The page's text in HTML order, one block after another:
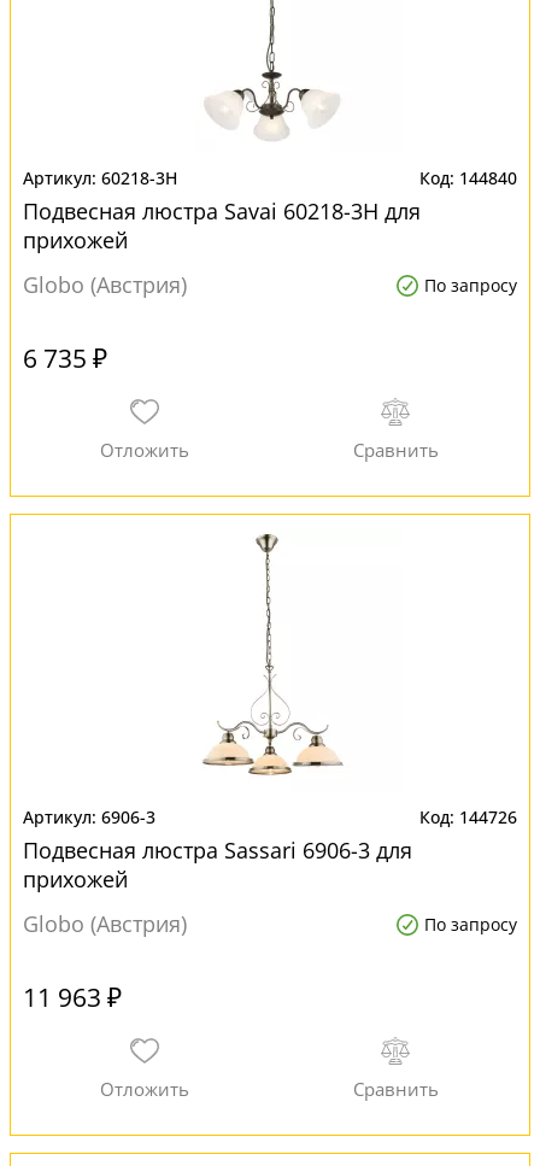
60218-3H 144840
Подвесная люстра Savai 60218-3H для
прихожей
Globo (Австрия)
По запросу
6 735 ₽
6906-3 144726
Подвесная люстра Sassari 6906-3 для
прихожей
Globo (Австрия)
По запросу
11 963 ₽